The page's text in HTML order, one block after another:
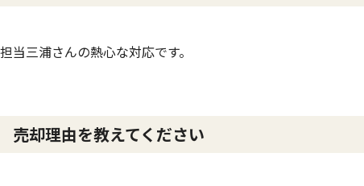
担当三浦さんの熱心な対応です。
売却理由を教えてください